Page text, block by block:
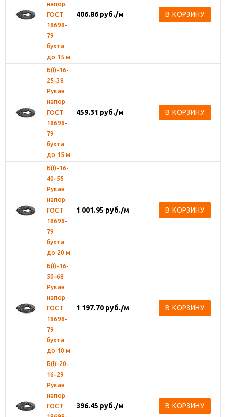
напор.
ГОСТ
18698-
79
бухта
до 15 м
406.86 руб./м В КОРЗИНУ
Б(I)-16-
25-38
Рукав
напор.
ГОСТ
18698-
79
бухта
до 15 м
459.31 руб./м В КОРЗИНУ
Б(I)-16-
40-55
Рукав
напор.
ГОСТ
18698-
79
бухта
до 20 м
1 001.95 руб./м В КОРЗИНУ
Б(I)-16-
50-68
Рукав
напор.
ГОСТ
18698-
79
бухта
до 10 м
1 197.70 руб./м В КОРЗИНУ
Б(I)-20-
16-29
Рукав
напор.
ГОСТ
396.45 руб./м В КОРЗИНУ